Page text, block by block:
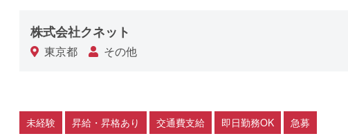
株式会社クネット
東京都 その他
未経験 昇給・昇格あり 交通費支給 即日勤務OK 急募